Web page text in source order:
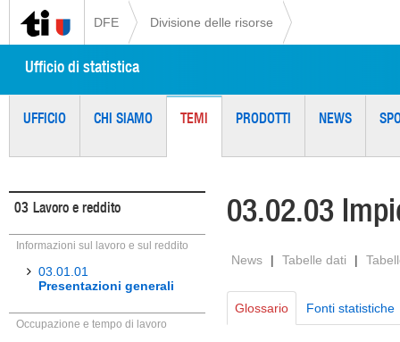
DFE Divisione delle risorse
Ufficio di statistica
UFFICIO CHI SIAMO TEMI PRODOTTI NEWS
03 Lavoro e reddito
Informazioni sul lavoro e sul reddito
03.01.01
Presentazioni generali
Occupazione e tempo di lavoro
03.02.03
News | Tabelle dati |
Glossario Fonti statistiche